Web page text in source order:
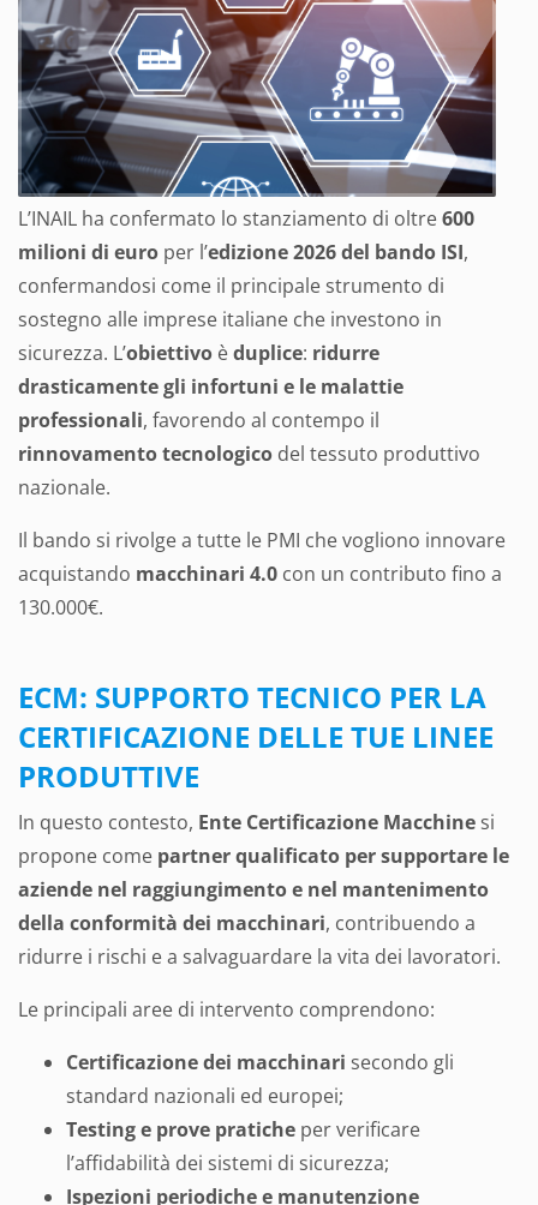
L’INAIL ha confermato lo stanziamento di oltre600
milioni di euro per l’edizione 2026 del bando ISI,
confermandosi come il principale strumento di
sostegno alle imprese italiane che investono in
sicurezza. L’obiettivo èduplice: ridurre
drasticamente gli infortuni e le malattie
professionali, favorendo al contempo il
rinnovamento tecnologico del tessuto produttivo
nazionale.
Il bando si rivolge a tutte le PMI che vogliono innovare
acquistando macchinari 4.0 con un contributo fino a
130.000€.
ECM: SUPPORTO TECNICO PER LA
CERTIFICAZIONE DELLE TUE LINEE
PRODUTTIVE
In questo contesto, Ente Certificazione Macchine si
propone come partner qualificato per supportare le
aziende nel raggiungimento e nel mantenimento
della conformità dei macchinari, contribuendo a
ridurre i rischi e a salvaguardare la vita dei lavoratori.
Le principali aree di intervento comprendono:
Certificazione dei macchinari secondo gli
standard nazionali ed europei;
Testing e prove pratiche per verificare
l’affidabilità dei sistemi di sicurezza;
Ispezioni periodiche e manutenzione